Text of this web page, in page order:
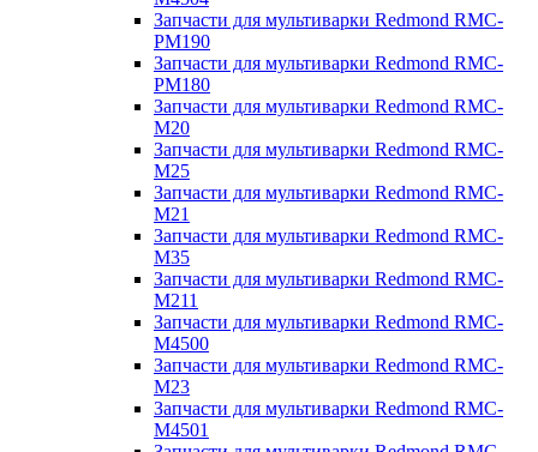
Запчасти для мультиварки Redmond RMC-
PM190
Запчасти для мультиварки Redmond RMC-
PM180
Запчасти для мультиварки Redmond RMC-
M20
Запчасти для мультиварки Redmond RMC-
M25
Запчасти для мультиварки Redmond RMC-
M21
Запчасти для мультиварки Redmond RMC-
M35
Запчасти для мультиварки Redmond RMC-
M211
Запчасти для мультиварки Redmond RMC-
M4500
Запчасти для мультиварки Redmond RMC-
M23
Запчасти для мультиварки Redmond RMC-
M4501